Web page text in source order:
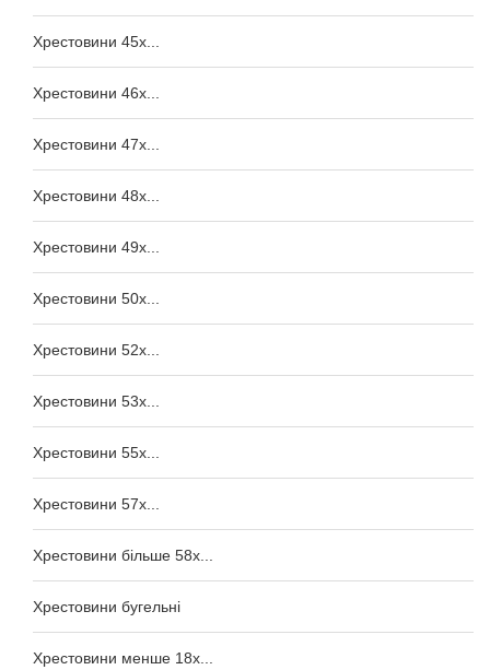
Хрестовини 45x...
Хрестовини 46x...
Хрестовини 47x...
Хрестовини 48x...
Хрестовини 49x...
Хрестовини 50x...
Хрестовини 52x...
Хрестовини 53x...
Хрестовини 55x...
Хрестовини 57x...
Хрестовини більше 58x...
Хрестовини бугельні
Хрестовини менше 18x...